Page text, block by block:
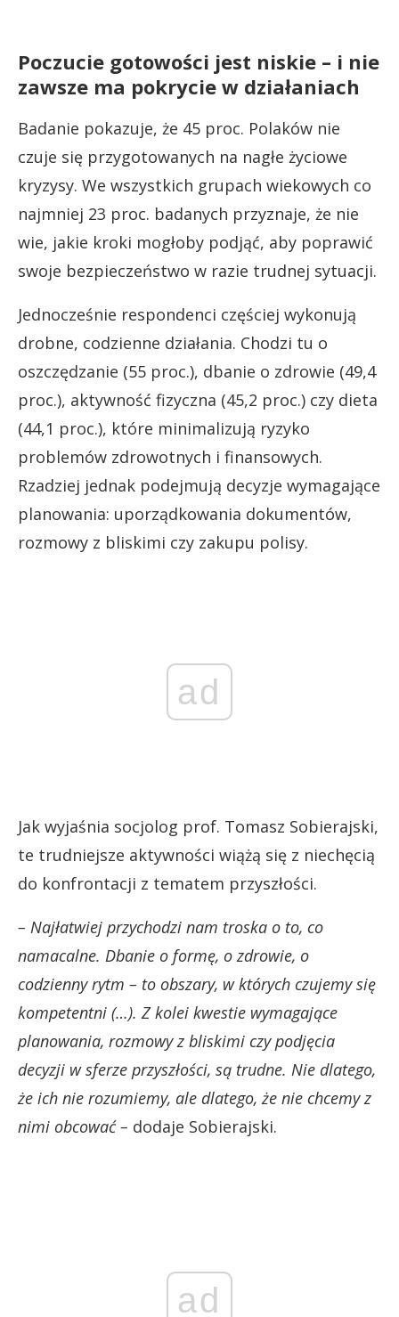
Poczucie gotowości jest niskie – i nie
zawsze ma pokrycie w działaniach
Badanie pokazuje, że 45 proc. Polaków nie
czuje się przygotowanych na nagłe życiowe
kryzysy. We wszystkich grupach wiekowych co
najmniej 23 proc. badanych przyznaje, że nie
wie, jakie kroki mogłoby podjąć, aby poprawić
swoje bezpieczeństwo w razie trudnej sytuacji.
Jednocześnie respondenci częściej wykonują
drobne, codzienne działania. Chodzi tu o
oszczędzanie (55 proc.), dbanie o zdrowie (49,4
proc.), aktywność fizyczna (45,2 proc.) czy dieta
(44,1 proc.), które minimalizują ryzyko
problemów zdrowotnych i finansowych.
Rzadziej jednak podejmują decyzje wymagające
planowania: uporządkowania dokumentów,
rozmowy z bliskimi czy zakupu polisy.
ad
Jak wyjaśnia socjolog prof. Tomasz Sobierajski,
te trudniejsze aktywności wiążą się z niechęcią
do konfrontacji z tematem przyszłości.
– Najłatwiej przychodzi nam troska o to, co
namacalne. Dbanie o formę, o zdrowie, o
codzienny rytm – to obszary, w których czujemy się
kompetentni (…). Z kolei kwestie wymagające
planowania, rozmowy z bliskimi czy podjęcia
decyzji w sferze przyszłości, są trudne. Nie dlatego,
że ich nie rozumiemy, ale dlatego, że nie chcemy z
nimi obcować – dodaje Sobierajski.
ad